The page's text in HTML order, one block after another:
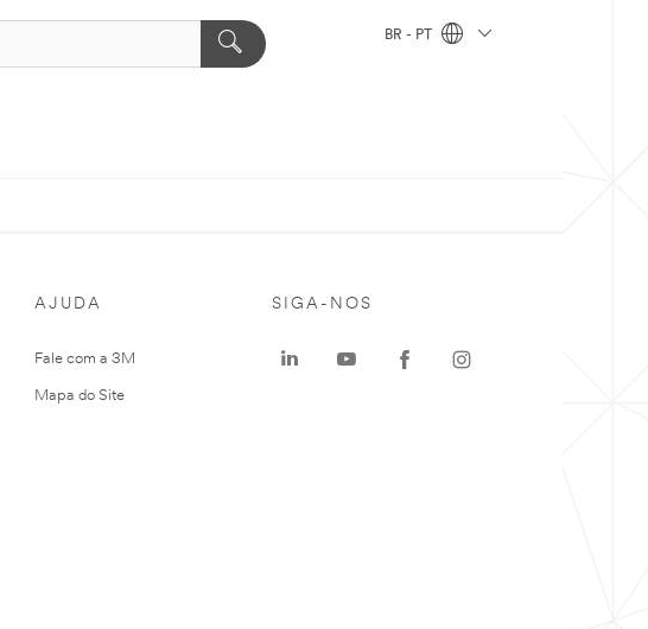
BR - PT
AJUDA
Fale com a 3M
Mapa do Site
SIGA-NOS